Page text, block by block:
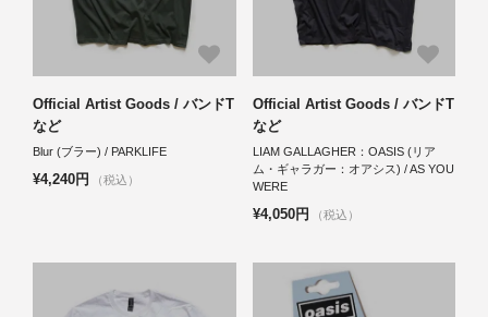
Official Artist Goods / バンドT
など
Blur (ブラー) / PARKLIFE
¥4,240円 （税込）
Official Artist Goods / バンドT
など
LIAM GALLAGHER：OASIS (リア
ム・ギャラガー：オアシス) / AS YOU
WERE
¥4,050円 （税込）